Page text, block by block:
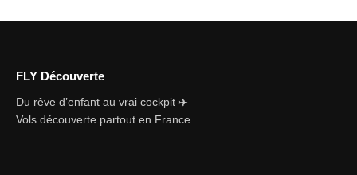
FLY Découverte
Du rêve d’enfant au vrai cockpit ✈️
Vols découverte partout en France.